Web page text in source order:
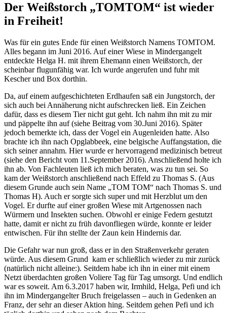
Der Weißstorch „TOMTOM“ ist wieder
in Freiheit!
Was für ein gutes Ende für einen Weißstorch Namens TOMTOM.
Alles begann im Juni 2016. Auf einer Wiese in Mindergangelt
entdeckte Helga H. mit ihrem Ehemann einen Weißstorch, der
scheinbar flugunfähig war. Ich wurde angerufen und fuhr mit
Kescher und Box dorthin.
Da, auf einem aufgeschichteten Erdhaufen saß ein Jungstorch, der
sich auch bei Annäherung nicht aufschrecken ließ. Ein Zeichen
dafür, dass es diesem Tier nicht gut geht. Ich nahm ihn mit zu mir
und päppelte ihn auf (siehe Beitrag vom 30.Juni 2016). Später
jedoch bemerkte ich, dass der Vogel ein Augenleiden hatte. Also
brachte ich ihn nach Opglabbeek, eine belgische Auffangstation, die
sich seiner annahm. Hier wurde er hervorragend medizinisch betreut
(siehe den Bericht vom 11.September 2016). Anschließend holte ich
ihn ab. Von Fachleuten ließ ich mich beraten, was zu tun sei. So
kam der Weißstorch anschließend nach Effeld zu Thomas S. (Aus
diesem Grunde auch sein Name „TOM TOM“ nach Thomas S. und
Thomas H). Auch er sorgte sich super und mit Herzblut um den
Vogel. Er durfte auf einer großen Wiese mit Artgenossen nach
Würmern und Insekten suchen. Obwohl er einige Federn gestutzt
hatte, damit er nicht zu früh davonfliegen würde, konnte er leider
entwischen. Für ihn stellte der Zaun kein Hindernis dar.
Die Gefahr war nun groß, dass er in den Straßenverkehr geraten
würde. Aus diesem Grund kam er schließlich wieder zu mir zurück
(natürlich nicht alleine:). Seitdem habe ich ihn in einer mit einem
Netzt überdachten großen Voliere Tag für Tag umsorgt. Und endlich
war es soweit. Am 6.3.2017 haben wir, Irmhild, Helga, Pefi und ich
ihn im Mindergangelter Bruch freigelassen – auch in Gedenken an
Franz, der sehr an dieser Aktion hing. Seitdem gehen Pefi und ich